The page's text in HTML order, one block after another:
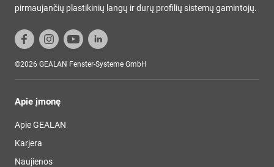
pirmaujančių plastikinių langų ir durų profilių sistemų gamintojų.
©2026 GEALAN Fenster-Systeme GmbH
Apie įmonę
Apie GEALAN
Karjera
Naujienos